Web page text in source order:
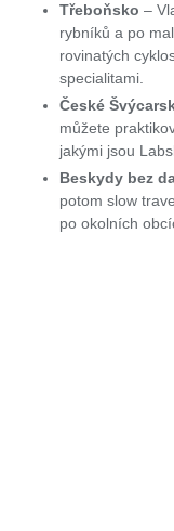
Třeboňsko –
rybníků a po
rovinatých
specialitami.
České
můžete
jakými jsou
Beskydy bez
potom slow
po okolních